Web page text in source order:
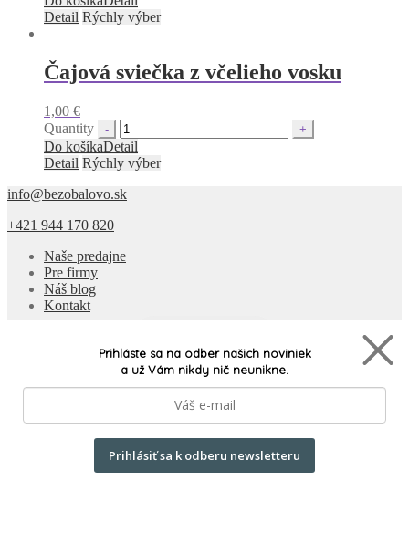
Detail Rýchly výber
Čajová sviečka z včelieho vosku
1,00 €
Quantity
Do košíkaDetail
Detail Rýchly výber
info@bezobalovo.sk
+421 944 170 820
Naše predajne
Pre firmy
Náš blog
Kontakt
Doprava a platba
Všeobecné podmienky
Ochrana osobných údajov
Odstúpiť od zmluvy tu
Všetky produkty
Prihláste sa na odber našich noviniek
a už Vám nikdy nič neunikne.
Prihlásiť sa k odberu newsletteru